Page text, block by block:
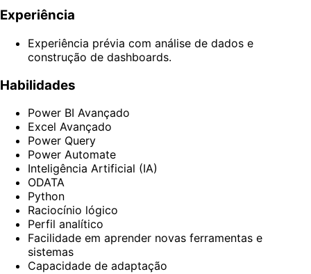
Experiência
Experiência prévia com análise de dados e
construção de dashboards.
Habilidades
Power BI Avançado
Excel Avançado
Power Query
Power Automate
Inteligência Artificial (IA)
ODATA
Python
Raciocínio lógico
Perfil analítico
Facilidade em aprender novas ferramentas e
sistemas
Capacidade de adaptação